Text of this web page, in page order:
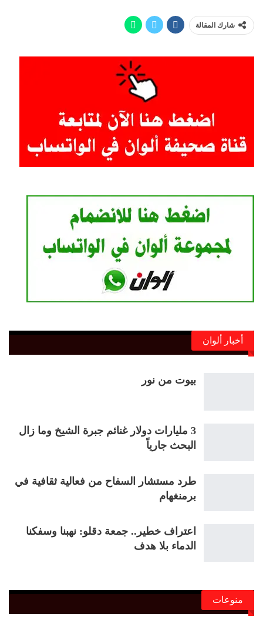
شارك المقالة
أخبار ألوان
بيوت من نور
3 مليارات دولار غنائم جبرة الشيخ وما زال
البحث جارياً
طرد مستشار السفاح من فعالية ثقافية في
برمنغهام
اعتراف خطير.. جمعة دقلو: نهبنا وسفكنا
الدماء بلا هدف
منوعات